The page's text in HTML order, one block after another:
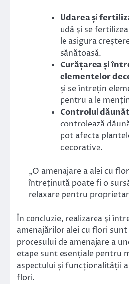
Udarea și
udă și se
le asigura
sănătoasă.
Curățarea și
elementelor
și se întrețin
pentru a le
Controlul
controlează
pot afecta
decorative.
„O amenajare a alei cu
întreținută poate fi o
relaxare pentru
În concluzie, realizarea și
amenajărilor alei cu flori
procesului de amenajare a
etape sunt esențiale pentru
aspectului și funcționalității
flori.